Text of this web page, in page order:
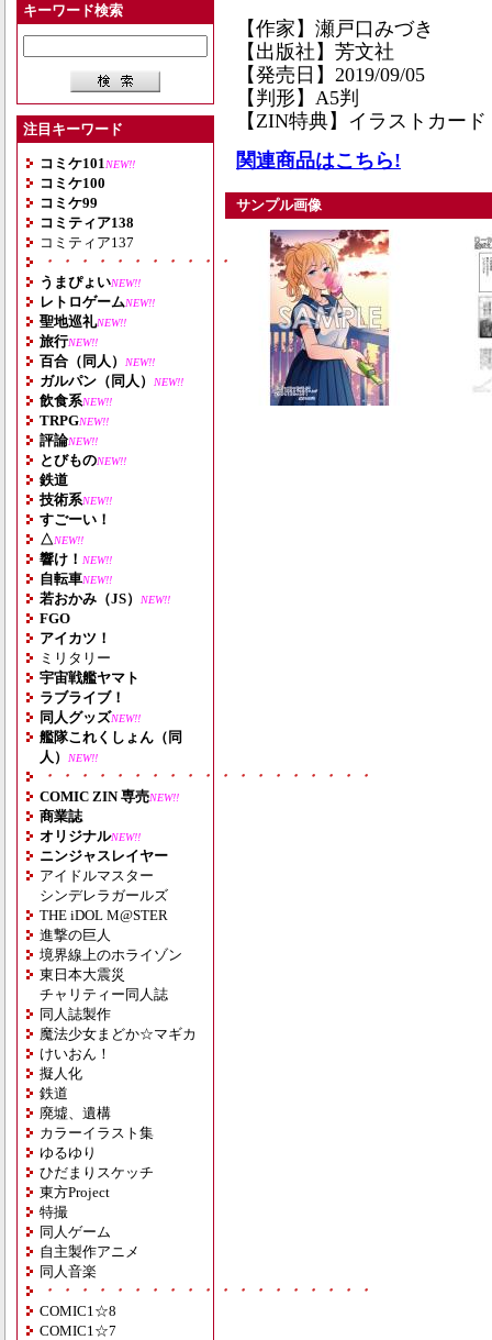
キーワード検索
注目キーワード
コミケ101 NEW!!
コミケ100
コミケ99
コミティア138
コミティア137
・・・・・・・・・・・・・・・・・・・
うまぴょいNEW!!
レトロゲームNEW!!
聖地巡礼NEW!!
旅行NEW!!
百合（同人） NEW!!
ガルパン（同人） NEW!!
飲食系NEW!!
TRPGNEW!!
評論NEW!!
とびものNEW!!
鉄道
技術系NEW!!
すごーい！
△NEW!!
響け！ NEW!!
自転車NEW!!
若おかみ（JS） NEW!!
FGO
アイカツ！
ミリタリー
宇宙戦艦ヤマト
ラブライブ！
同人グッズNEW!!
艦隊これくしょん（同
人）
NEW!!
・・・・・・・・・・・・・・・・・・・
COMIC ZIN 専売NEW!!
商業誌
オリジナルNEW!!
ニンジャスレイヤー
アイドルマスター
シンデレラガールズ
THE iDOL M@STER
進撃の巨人
境界線上のホライゾン
東日本大震災
チャリティー同人誌
同人誌製作
魔法少女まどか☆マギカ
けいおん！
擬人化
鉄道
廃墟、遺構
カラーイラスト集
ゆるゆり
ひだまりスケッチ
東方Project
特撮
同人ゲーム
自主製作アニメ
同人音楽
・・・・・・・・・・・・・・・・・・・
COMIC1☆8
COMIC1☆7
【作家】瀬戸口みづき
【出版社】芳文社
【発売日】2019/09/05
【判形】A5判
【ZIN特典】イラストカード
関連商品はこちら!
サンプル画像